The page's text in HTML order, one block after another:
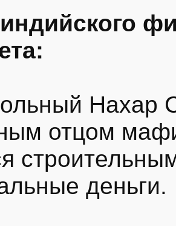
Нахар
отцом
деньги.